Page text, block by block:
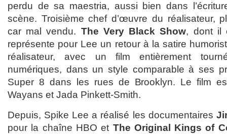
perdu de sa maestria, aussi bien dans
scène. Troisième chef d’œuvre du réalisateur,
car mal vendu. The Very Black Show, dont il
représente pour Lee un retour à la satire
réalisateur, avec un film entièrement
numériques, dans un style comparable à ses
Super 8 dans les rues de Brooklyn. Le film
Wayans et Jada Pinkett-Smith.
Depuis, Spike Lee a réalisé les documentaires
pour la chaîne HBO et The Original Kings of